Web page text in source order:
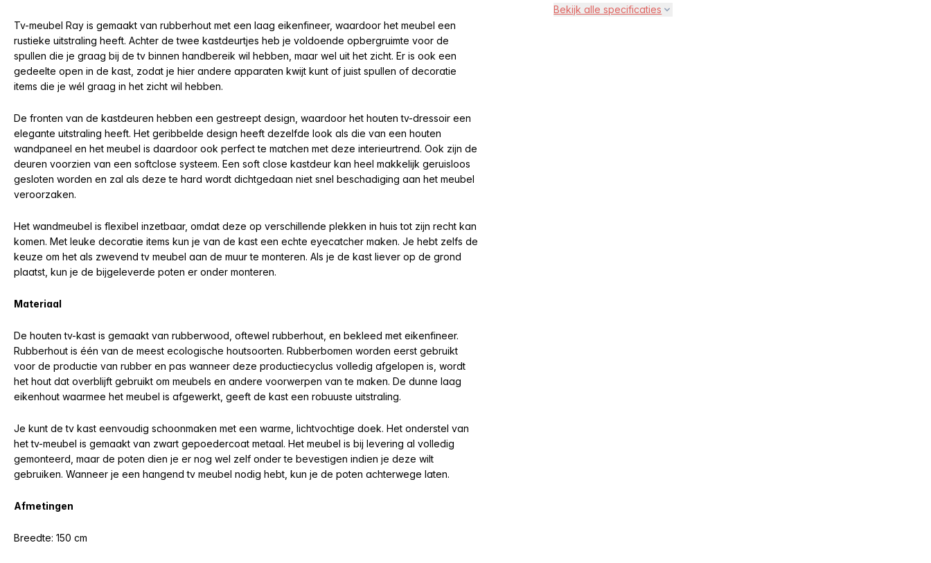
Tv-meubel Ray is gemaakt van rubberhout met een laag eikenfineer, waardoor het meubel een
rustieke uitstraling heeft. Achter de twee kastdeurtjes heb je voldoende opbergruimte voor de
spullen die je graag bij de tv binnen handbereik wil hebben, maar wel uit het zicht. Er is ook een
gedeelte open in de kast, zodat je hier andere apparaten kwijt kunt of juist spullen of decoratie
items die je wél graag in het zicht wil hebben.
De fronten van de kastdeuren hebben een gestreept design, waardoor het houten tv-dressoir een
elegante uitstraling heeft. Het geribbelde design heeft dezelfde look als die van een houten
wandpaneel en het meubel is daardoor ook perfect te matchen met deze interieurtrend. Ook zijn de
deuren voorzien van een softclose systeem. Een soft close kastdeur kan heel makkelijk geruisloos
gesloten worden en zal als deze te hard wordt dichtgedaan niet snel beschadiging aan het meubel
veroorzaken.
Het wandmeubel is flexibel inzetbaar, omdat deze op verschillende plekken in huis tot zijn recht kan
komen. Met leuke decoratie items kun je van de kast een echte eyecatcher maken. Je hebt zelfs de
keuze om het als zwevend tv meubel aan de muur te monteren. Als je de kast liever op de grond
plaatst, kun je de bijgeleverde poten er onder monteren.
Materiaal
De houten tv-kast is gemaakt van rubberwood, oftewel rubberhout, en bekleed met eikenfineer.
Rubberhout is één van de meest ecologische houtsoorten. Rubberbomen worden eerst gebruikt
voor de productie van rubber en pas wanneer deze productiecyclus volledig afgelopen is, wordt
het hout dat overblijft gebruikt om meubels en andere voorwerpen van te maken. De dunne laag
eikenhout waarmee het meubel is afgewerkt, geeft de kast een robuuste uitstraling.
Je kunt de tv kast eenvoudig schoonmaken met een warme, lichtvochtige doek. Het onderstel van
het tv-meubel is gemaakt van zwart gepoedercoat metaal. Het meubel is bij levering al volledig
gemonteerd, maar de poten dien je er nog wel zelf onder te bevestigen indien je deze wilt
gebruiken. Wanneer je een hangend tv meubel nodig hebt, kun je de poten achterwege laten.
Afmetingen
Breedte: 150 cm
Bekijk alle specificaties